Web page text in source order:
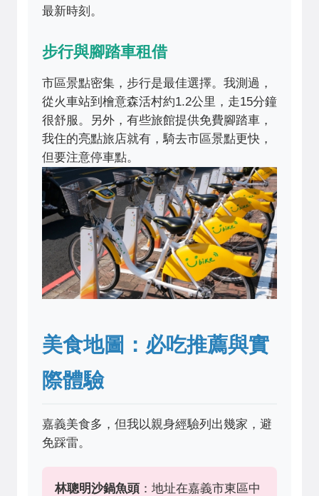
最新時刻。
步行與腳踏車租借
市區景點密集，步行是最佳選擇。我測過，
從火車站到檜意森活村約1.2公里，走15分鐘
很舒服。另外，有些旅館提供免費腳踏車，
我住的亮點旅店就有，騎去市區景點更快，
但要注意停車點。
美食地圖：必吃推薦與實
際體驗
嘉義美食多，但我以親身經驗列出幾家，避
免踩雷。
林聰明沙鍋魚頭 ：地址在嘉義市東區中